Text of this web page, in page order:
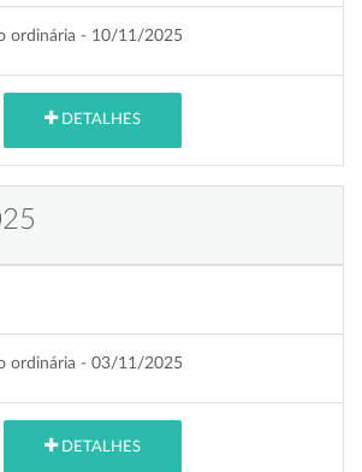
ordinária - 10/11/2025
DETALHES
ordinária - 03/11/2025
DETALHES